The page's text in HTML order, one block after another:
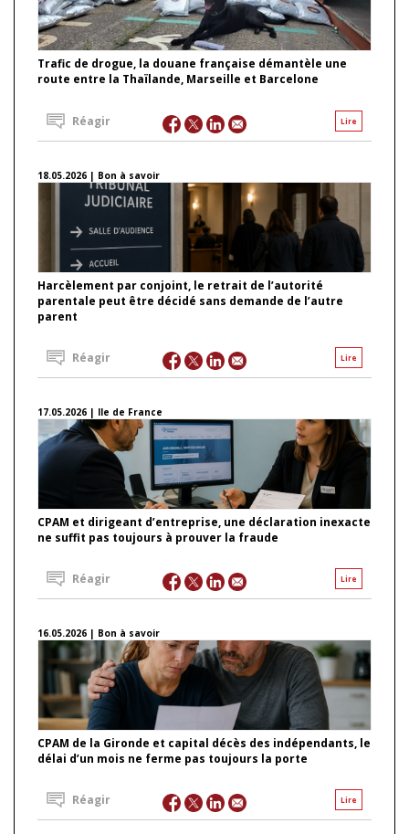
Trafic de drogue, la douane française démantèle une
route entre la Thaïlande, Marseille et Barcelone
Lire
Réagir
18.05.2026 | Bon à savoir
Harcèlement par conjoint, le retrait de l’autorité
parentale peut être décidé sans demande de l’autre
parent
Lire
Réagir
17.05.2026 | Ile de France
CPAM et dirigeant d’entreprise, une déclaration inexacte
ne suffit pas toujours à prouver la fraude
Lire
Réagir
16.05.2026 | Bon à savoir
CPAM de la Gironde et capital décès des indépendants, le
délai d’un mois ne ferme pas toujours la porte
Lire
Réagir